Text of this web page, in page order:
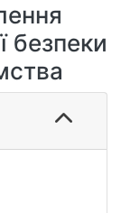
безпеки